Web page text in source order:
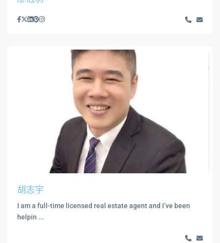
胡志宇
I am a full-time licensed real estate agent and I’ve been
helpin ...